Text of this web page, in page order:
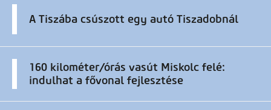
A Tiszába csúszott egy autó Tiszadobnál
160 kilométer/órás vasút Miskolc felé:
indulhat a fővonal fejlesztése